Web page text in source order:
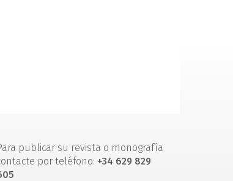
publicar su revista o monografía
por teléfono: +34 629 829